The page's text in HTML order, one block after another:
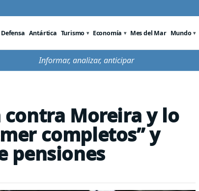
Defensa Antártica Turismo Economía Mes del Mar Mundo
Informar, analizar, anticipar
contra Moreira y lo
completos” y
pensiones